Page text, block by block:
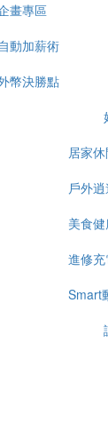
畫專區
動加薪術
幣決勝點
居家休
戶外
美食
進修
Smart